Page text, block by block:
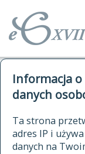
Informacja
danych
Ta strona
adres IP i
danych na
autorzy Słownika
historia
publikacje
źródła
kwerendy
jak cytować